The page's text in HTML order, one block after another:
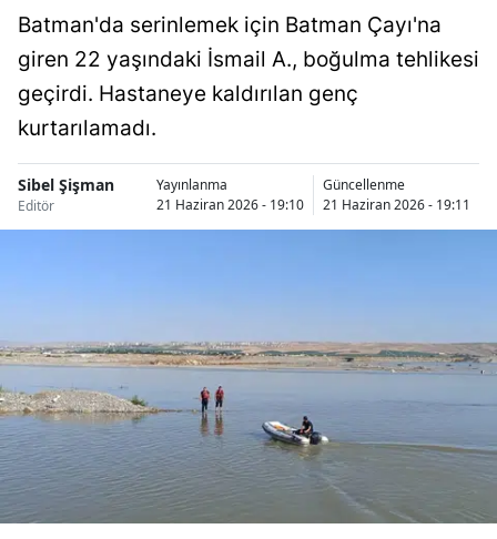
Antalya
Artvin
Aydın
Burdur
Bursa
Çanakkale
Batman'da serinlemek için Batman Çayı'na
giren 22 yaşındaki İsmail A., boğulma tehlikesi
geçirdi. Hastaneye kaldırılan genç
kurtarılamadı.
Sibel Şişman
Editör
Yayınlanma
21 Haziran 2026 - 19:10
Güncellenme
21 Haziran 2026 - 19:11